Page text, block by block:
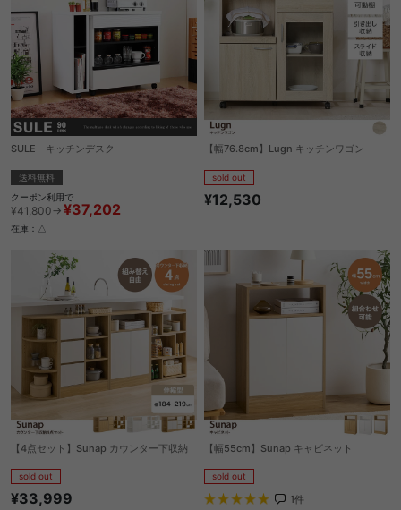
SULE キッチンデスク
送料無料
クーポン利用で
¥41,800→ ¥37,202
在庫：△
【幅76.8cm】Lugn キッチンワゴン
sold out
¥12,530
【4点セット】Sunap カウンター下収納
sold out
¥33,999
【幅55cm】Sunap キャビネット
sold out
1件